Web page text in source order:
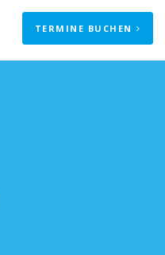
TERMINE BUCHEN